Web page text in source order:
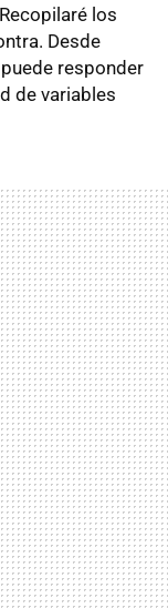
los
Desde
responder
de variables